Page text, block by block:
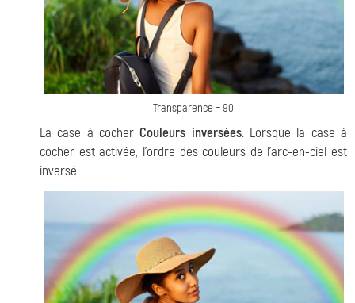
Transparence = 90
La case à cocherCouleurs inversées. Lorsque la case à
cocher est activée, l'ordre des couleurs de l'arc-en-ciel est
inversé.